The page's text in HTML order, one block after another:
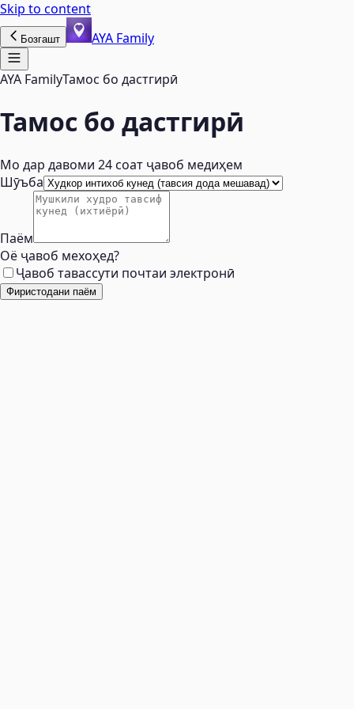
Skip to content
Бозгашт AYA Family
AYA FamilyТамос бо дастгирӣ
Тамос бо дастгирӣ
Мо дар давоми 24 соат ҷавоб медиҳем
Шӯъба
Паём
Оё ҷавоб мехоҳед?
Ҷавоб тавассути почтаи электронӣ
Фиристодани паём